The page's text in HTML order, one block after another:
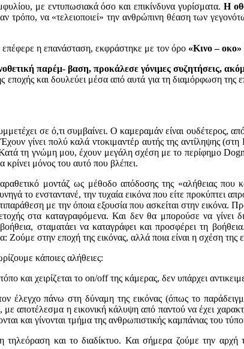
με εντυπωσιακά όσο και επικίνδυνα γυρίσματα.Η
τρόπο, να «τελειοποιεί» την ανθρώπινη θέαση των
η επανάσταση, εκφράστηκε με τον όρο «Κινο – οκο»
παρέμ- βαση, προκάλεσε γόνιμες συζητήσεις,
εποχής και δουλεύει μέσα από αυτά για τη διαμόρφωση της
σε ό,τι συμβαίνει. Ο καμεραμάν είναι ουδέτερος,
γίνει πολύ καλά ντοκιμαντέρ αυτής της αντίληψης
τη γνώμη μου, έχουν μεγάλη σχέση με το περίφημο
κρίνει μόνος του αυτό που βλέπει.
μοντάζ ως μέθοδο απόδοσης της «αλήθειας που
το ενσταντανέ, την τυχαία εικόνα που είτε προκύπτει
με την όποια εξουσία που ασκείται στην
στα καταγραφόμενα. Και δεν θα μπορούσε να γίνει
σταματάει να καταγράφει και προσφέρει τη
στην εποχή της εικόνας, αλλά ποια είναι η σχέση της
κάποιες αλήθειες:
χειρίζεται το on/off της κάμερας, δεν υπάρχει
έλεγχο πάνω στη δύναμη της εικόνας (όπως το
αποτέλεσμα η εικονική κάλυψη από παντού να έχει
και γίνονται τμήμα της ανθρωπιστικής καμπάνιας του
και το διαδίκτυο. Και σήμερα ζούμε την αρχή